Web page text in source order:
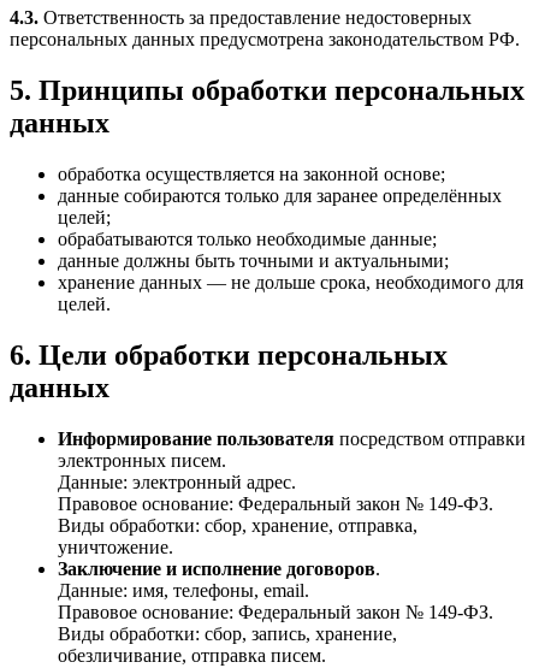
4.3. Ответственность за предоставление недостоверных
персональных данных предусмотрена законодательством РФ.
5. Принципы обработки персональных
данных
обработка осуществляется на законной основе;
данные собираются только для заранее определённых
целей;
обрабатываются только необходимые данные;
данные должны быть точными и актуальными;
хранение данных — не дольше срока, необходимого для
целей.
6. Цели обработки персональных
данных
Информирование пользователя посредством отправки
электронных писем.
Данные: электронный адрес.
Правовое основание: Федеральный закон № 149-ФЗ.
Виды обработки: сбор, хранение, отправка,
уничтожение.
Заключение и исполнение договоров.
Данные: имя, телефоны, email.
Правовое основание: Федеральный закон № 149-ФЗ.
Виды обработки: сбор, запись, хранение,
обезличивание, отправка писем.